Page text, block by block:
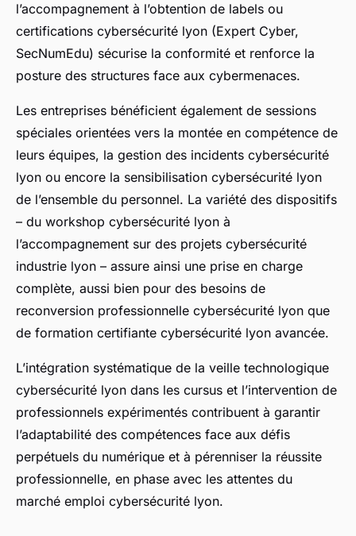
l’accompagnement à l’obtention de labels ou
certifications cybersécurité lyon (Expert Cyber,
SecNumEdu) sécurise la conformité et renforce la
posture des structures face aux cybermenaces.
Les entreprises bénéficient également de sessions
spéciales orientées vers la montée en compétence de
leurs équipes, la gestion des incidents cybersécurité
lyon ou encore la sensibilisation cybersécurité lyon
de l’ensemble du personnel. La variété des dispositifs
– du workshop cybersécurité lyon à
l’accompagnement sur des projets cybersécurité
industrie lyon – assure ainsi une prise en charge
complète, aussi bien pour des besoins de
reconversion professionnelle cybersécurité lyon que
de formation certifiante cybersécurité lyon avancée.
L’intégration systématique de la veille technologique
cybersécurité lyon dans les cursus et l’intervention de
professionnels expérimentés contribuent à garantir
l’adaptabilité des compétences face aux défis
perpétuels du numérique et à pérenniser la réussite
professionnelle, en phase avec les attentes du
marché emploi cybersécurité lyon.